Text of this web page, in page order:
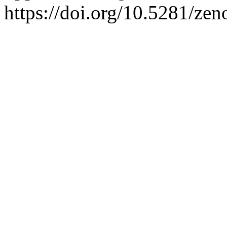
https://doi.org/10.5281/